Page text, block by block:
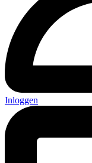
Inloggen